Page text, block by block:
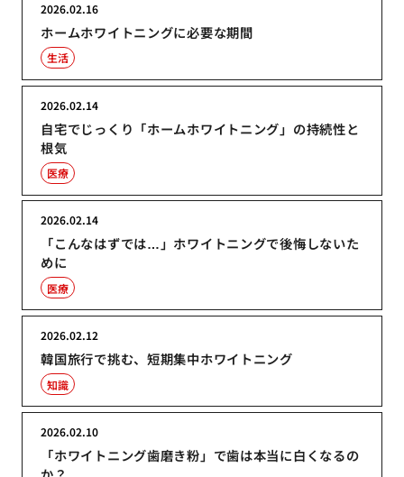
ホームホワイトニングに必要な期間
2026.02.16
生活
自宅でじっくり「ホームホワイトニング」の持続性と
根気
2026.02.14
医療
「こんなはずでは…」ホワイトニングで後悔しないた
めに
2026.02.14
医療
韓国旅行で挑む、短期集中ホワイトニング
2026.02.12
知識
「ホワイトニング歯磨き粉」で歯は本当に白くなるの
2026.02.10